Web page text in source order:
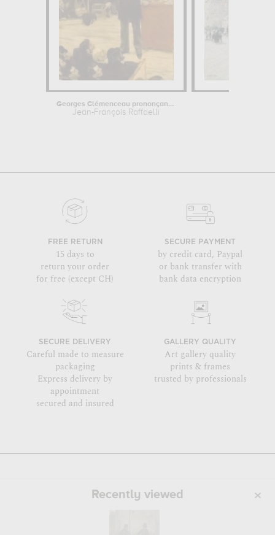
Georges Clémenceau prononçant un...
Jean-François Raffaelli
FREE RETURN
15 days to
return your order
for free (except CH)
SECURE PAYMENT
by credit card, Paypal
or bank transfer with
bank data encryption
SECURE DELIVERY
Careful made to measure
packaging
Express delivery by
appointment
secured and insured
GALLERY QUALITY
Art gallery quality
prints & frames
trusted by professionals
Recently viewed